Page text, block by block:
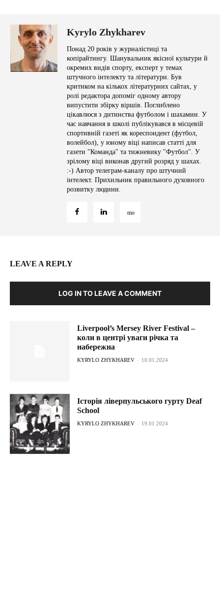
Kyrylo Zhykharev
Понад 20 років у журналістиці та
копірайтингу. Шанувальник якісної культури й
окремих видів спорту, експерт у темах
штучного інтелекту та літератури. Був
критиком на кількох літературних сайтах, у
ролі редактора допоміг одному автору
випустити збірку віршів. Поглиблено
цікавлюся з дитинства футболом і шахамии. У
час навчання в школі публікувався в місцевій
спортивній газеті як кореспондент (футбол,
волейбол), у юному віці написав статті для
газети "Команда" та тижневику "Футбол". У
зрілому віці виконав другий розряд у шахах.
:-) Автор телеграм-каналу про штучний
інтелект. Прихильник правильного духовного
розвитку людини.
LEAVE A REPLY
LOG IN TO LEAVE A COMMENT
Liverpool’s Mersey River Festival –
коли в центрі уваги річка та
набережна
KYRYLO ZHYKHAREV - 10.01.2024
Історія ліверпульського гурту Deaf
School
KYRYLO ZHYKHAREV - 19.01.2024